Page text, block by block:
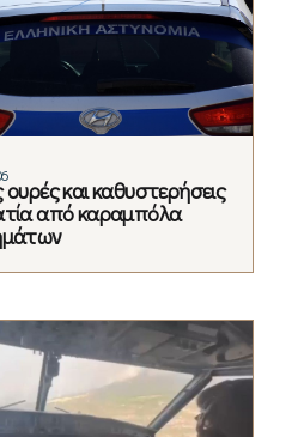
ουρές και καθυστερήσεις
από καραμπόλα